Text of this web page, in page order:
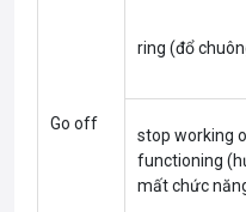
Go off
ring (đổ
stop working
functioning
mất chức